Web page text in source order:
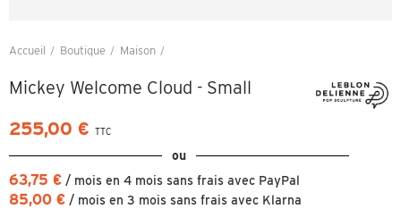
Accueil Boutique Maison
Mickey Welcome Cloud - Small
255,00 € TTC
ou
63,75 € / mois en 4 mois sans frais avec PayPal
85,00 € / mois en 3 mois sans frais avec Klarna